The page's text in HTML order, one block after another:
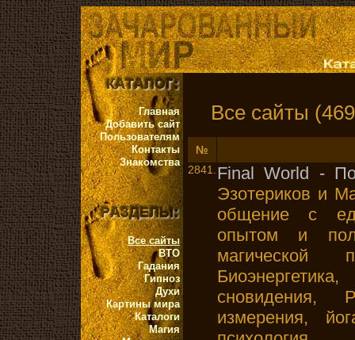
Главная
Добавить сайт
Пользователям
Контакты
Знакомства
Все сайты
ВТО
Гадания
Гипноз
Духи
Картины мира
Каталоги
Магия
Все сайты
№
2841. Final World -
Эзотериков и
общение с
опытом и
измерения,